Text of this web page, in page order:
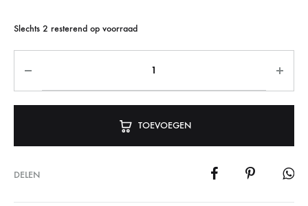
Slechts 2 resterend op voorraad
TOEVOEGEN
DELEN